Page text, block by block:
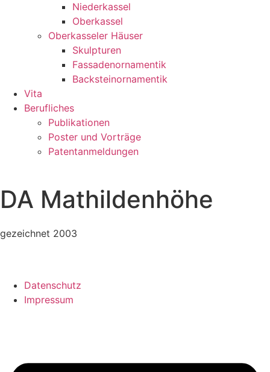
Niederkassel
Oberkassel
Oberkasseler Häuser
Skulpturen
Fassadenornamentik
Backsteinornamentik
Vita
Berufliches
Publikationen
Poster und Vorträge
Patentanmeldungen
DA Mathildenhöhe
gezeichnet 2003
Datenschutz
Impressum